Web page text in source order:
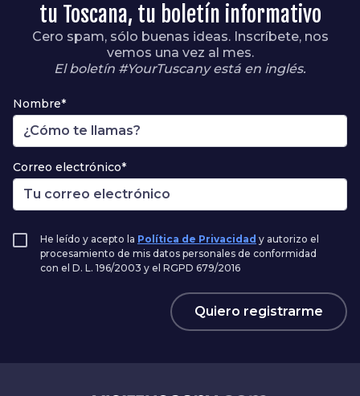
tu Toscana, tu boletín informativo
Cero spam, sólo buenas ideas. Inscríbete, nos
vemos una vez al mes.
El boletín #YourTuscany está en inglés.
Nombre*
Correo electrónico*
He leído y acepto la Política de Privacidad y autorizo el
procesamiento de mis datos personales de conformidad
con el D. L. 196/2003 y el RGPD 679/2016
Quiero registrarme